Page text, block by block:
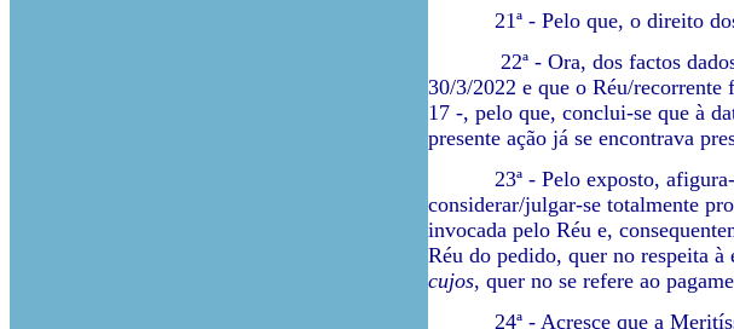
21ª - Pelo que, o direito dos
22ª - Ora, dos factos dados
30/3/2022 e que o Réu/
17 -, pelo que, conclui-se que à
presente ação já se encontrava
23ª - Pelo exposto, afigura-
considerar/julgar-se totalmente
invocada pelo Réu e,
Réu do pedido, quer no respeita
cujos, quer no se refere ao
24ª - Acresce que a